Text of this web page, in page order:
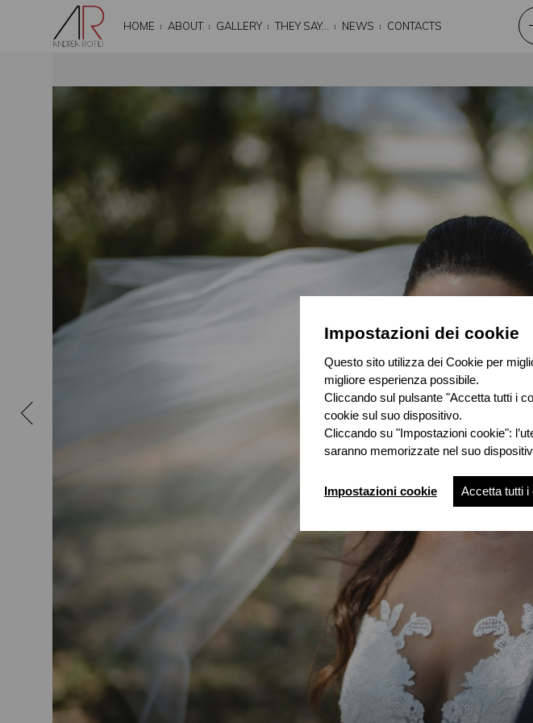
Impostazioni dei cookie
Questo sito utilizza dei Cookie per
migliore esperienza possibile.
Cliccando sul pulsante "Accetta tutti i
cookie sul suo dispositivo.
Cliccando su "Impostazioni cookie":
saranno memorizzate nel suo
Impostazioni cookie Accetta tutti i
HOME ABOUT GALLERY THEY SAY… NEWS CONTACTS